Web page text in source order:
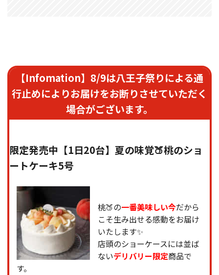
【Infomation】8/9は八王子祭りによる通
行止めによりお届けをお断りさせていただく
場合がございます。
限定発売中【1日20台】夏の味覚🍑桃のショ
ートケーキ5号
桃🍑の一番美味しい今だから
こそ生み出せる感動をお届け
いたします✨
店頭のショーケースには並ば
ないデリバリー限定商品で
す。